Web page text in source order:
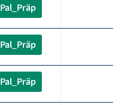
Pal_Präp
Pal_Präp
Pal_Präp